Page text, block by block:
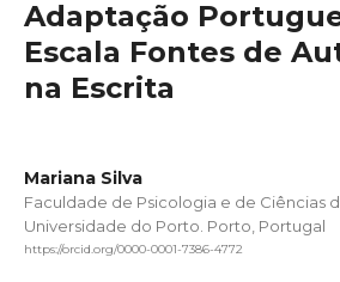
Adaptação
Escala Fontes de
na Escrita
Mariana Silva
Faculdade de Psicologia e de Ciências
Universidade do Porto. Porto, Portugal
https://orcid.org/0000-0001-7386-4772